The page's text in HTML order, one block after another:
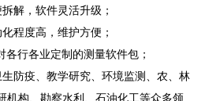
解，软件灵活升级；
程度高，维护方便；
行各业定制的测量软件包；
防疫、教学研究、环境监测、农、林
机构、勘察水利、石油化工等众多领